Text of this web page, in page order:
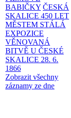
BABIČKY ČESKÁ
SKALICE 450 LET
MĚSTEM STÁLÁ
EXPOZICE
VĚNOVANÁ
BITVĚ U ČESKÉ
SKALICE 28. 6.
1866
Zobrazit všechny
záznamy ze dne